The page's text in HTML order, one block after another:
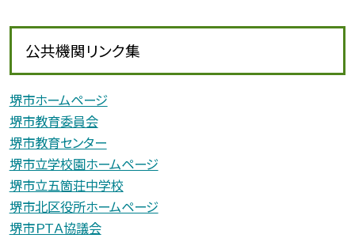
公共機関リンク集
堺市ホームページ
堺市教育委員会
堺市教育センター
堺市立学校園ホームページ
堺市立五箇荘中学校
堺市北区役所ホームページ
堺市ＰＴＡ協議会